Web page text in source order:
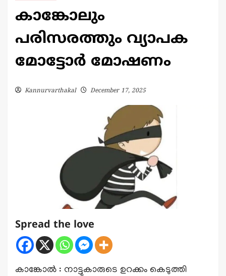
കാങ്കോലും
പരിസരത്തും വ്യാപക
മോട്ടോർ മോഷണം
Kannurvarthakal December 17, 2025
Spread the love
കാങ്കോൽ : നാട്ടുകാരുടെ ഉറക്കം കെടുത്തി